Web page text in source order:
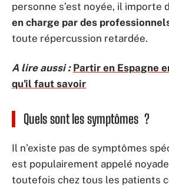
personne s’est noyée, il importe
en charge par des
toute répercussion retardée.
A lire aussi : Partir en Espagne
qu'il faut savoir
Quels sont les symptômes ?
Il n’existe pas de symptômes
est populairement appelé
toutefois chez tous les patients